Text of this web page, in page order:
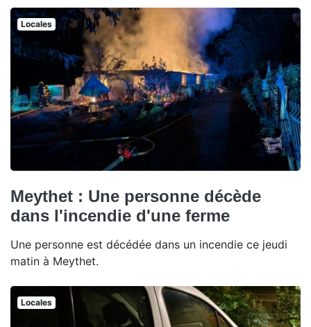
Locales
Meythet : Une personne décède
dans l'incendie d'une ferme
Une personne est décédée dans un incendie ce jeudi
matin à Meythet.
Locales